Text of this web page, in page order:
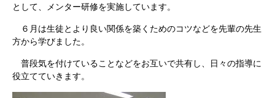
として、メンター研修を実施しています。
６月は生徒とより良い関係を築くためのコツなどを先輩の先生
方から学びました。
普段気を付けていることなどをお互いで共有し、日々の指導に
役立てていきます。